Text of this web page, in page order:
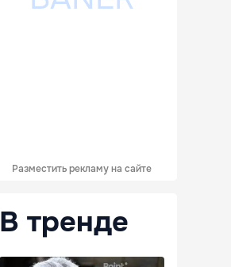
Разместить рекламу на сайте
В тренде